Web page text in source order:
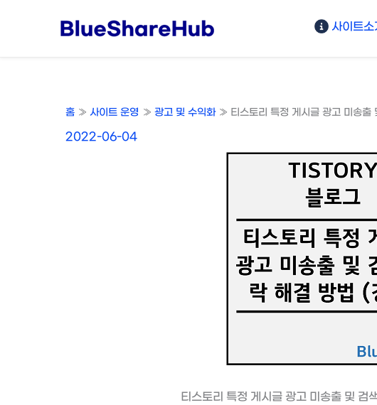
사이트소
홈 사이트 운영 광고 및 수익화 티스토리 특정 게시글 광고 미송
2022-06-04
티스토리 특정 게시글 광고 미송출 및 검